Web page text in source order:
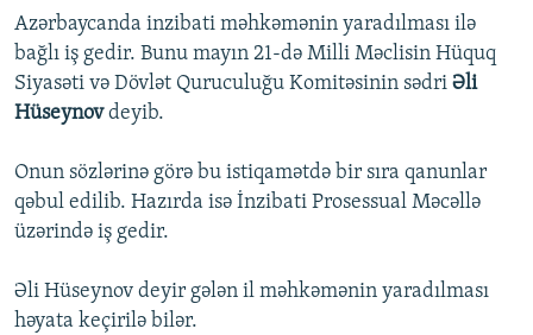
XƏBƏR BÜLLETENLƏRIMIZ
Azərbaycanda inzibati məhkəmənin yaradılması ilə
bağlı iş gedir. Bunu mayın 21-də Milli Məclisin Hüquq
Siyasəti və Dövlət Quruculuğu Komitəsinin sədri Əli
Hüseynovdeyib.
Onun sözlərinə görə bu istiqamətdə bir sıra qanunlar
qəbul edilib. Hazırda isə İnzibati Prosessual Məcəllə
üzərində iş gedir.
Əli Hüseynov deyir gələn il məhkəmənin yaradılması
həyata keçirilə bilər.